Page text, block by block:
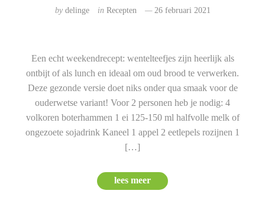
by delinge in Recepten 26 februari 2021
Een echt weekendrecept: wentelteefjes zijn heerlijk als
ontbijt of als lunch en ideaal om oud brood te verwerken.
Deze gezonde versie doet niks onder qua smaak voor de
ouderwetse variant! Voor 2 personen heb je nodig: 4
volkoren boterhammen 1 ei 125-150 ml halfvolle melk of
ongezoete sojadrink Kaneel 1 appel 2 eetlepels rozijnen 1
[…]
lees meer